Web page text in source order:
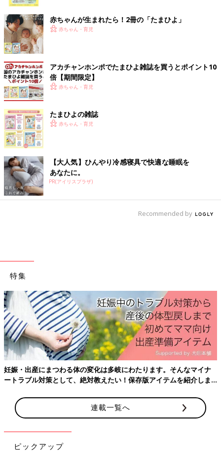
るように、それぞれの障害特性や困りごとに合わせて環境調整な
どを行うこと。学校側が配慮を行うことが義務化されています。
――らんちゃんは、保育園に通っていたのでしょうか。
まどか 私が住む地域は、保育園入園が非常に困難な地域です。
らんは整形外科、眼科、歯科、耳鼻咽喉科など通院が多くて、私
は働くことができず、そのせいか保育園はずっと審査に落ちてい
ました。保育園が無理なら、
が、らんの病気のことを話すと、やんわり入園を断られるんで
す。
やっとらんが保育園に入れたのは、年中の1月からでした。でも
園長先生から、「大きな病気があって低身長だから」と言われ、
1つ下の年少からスタートすることになりました。スティックラ
ー症候群1型を含む、2型コラーゲン異常症関連疾患は知的な遅れ
はありません。そのためらんは、まわりの年少児よりも、いろい
ろなことができるし、話も上手です。事情を知らない保護者が、
まどか 小学校は、長男も通っている公立小学校の通常の学級で
した。入学前には、校長先生たちと面談をして、合理的配慮をお
願いしました。
――合理的配慮は、たとえばどのようなことでしょうか。
まどか ちょっとした工夫や補助具があれば、らんは自分ででき
ることが多いんです。そのため黒板の近くに踏み台を置いてもら
ったり、給食当番の白衣は小さいサイズを用意してもらったり、
足乗せつきの椅子を用意してもらうなどです。
また入学したときは、和式トイレが多かったので1カ所を洋式ト
生になると、校内のトイレは4分の3が洋式になったのですが、ら
んは和式トイレが近くにあっても、洋式トイレの使用を認めても
らっています。
ほかには、体が小さいので、重いものを持って歩くことは難しい
赤ちゃんが生まれたら！2冊の「たまひよ」
赤ちゃん・育児
アカチャンホンポでたまひよ雑誌を買うとポイント10
倍【期間限定】
赤ちゃん・育児
たまひよの雑誌
赤ちゃん・育児
【大人気】ひんやり冷感寝具で快適な睡眠を
あなたに。
PR(アイリスプラザ)
Recommended by
特集
妊娠・出産にまつわる体の変化は多岐にわたります。そんなマイナ
ートラブル対策として、絶対教えたい！保存版アイテムを紹介しま
連載一覧へ
ピックアップ